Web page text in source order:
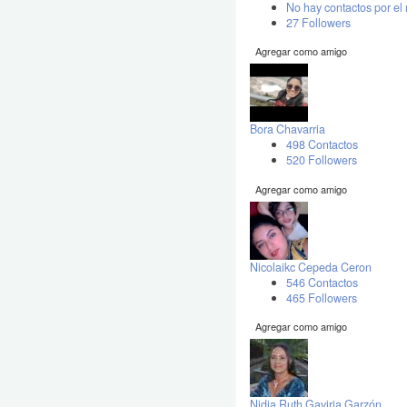
No hay contactos por el
27 Followers
Agregar como amigo
Bora Chavarria
498 Contactos
520 Followers
Agregar como amigo
Nicolaikc Cepeda Ceron
546 Contactos
465 Followers
Agregar como amigo